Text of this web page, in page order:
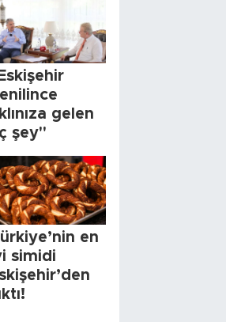
gelen
şey"
en
simidi